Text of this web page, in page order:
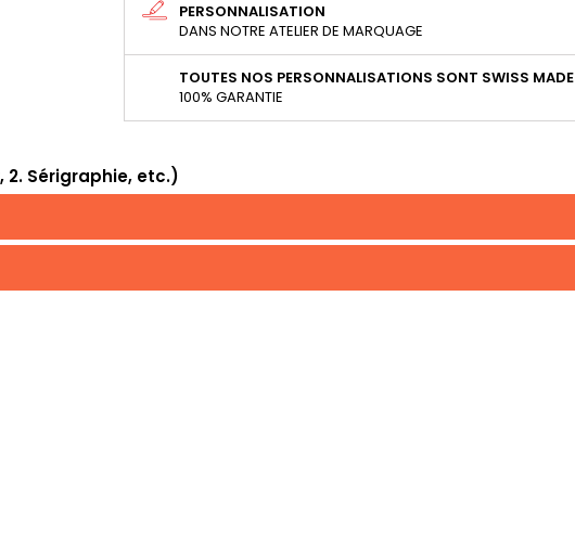
PERSONNALISATION
DANS NOTRE ATELIER DE MARQUAGE
TOUTES NOS PERSONNALISATIONS SONT SWISS MADE
100% GARANTIE
2. Sérigraphie, etc.)